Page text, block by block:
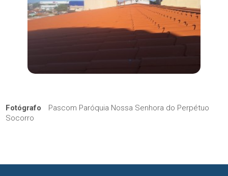
Fotógrafo
Pascom Paróquia Nossa Senhora do Perpétuo
Socorro